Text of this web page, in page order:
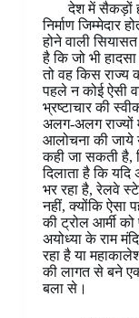
देश में सैकड़ों
निर्माण जिम्मेदार
होने वाली
है कि जो भी
तो वह किस राज्य
पहले न कोई ऐसी
भ्रष्टाचार की
अलग-अलग राज्यों
आलोचना की जाये
कही जा सकती है,
दिलाता है कि यदि
भर रहा है, रेलवे
नहीं, क्योंकि
की ट्रोल आर्मी
अयोध्या के राम
रहा है या
की लागत से बने
बला से।